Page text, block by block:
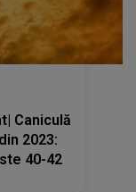
Caniculă
2023:
40-42